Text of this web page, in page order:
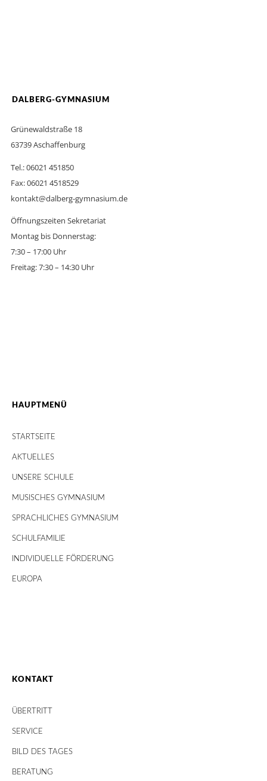
DALBERG-GYMNASIUM
Grünewaldstraße 18
63739 Aschaffenburg
Tel.: 06021 451850
Fax: 06021 4518529
kontakt@dalberg-gymnasium.de
Öffnungszeiten Sekretariat
Montag bis Donnerstag:
7:30 – 17:00 Uhr
Freitag: 7:30 – 14:30 Uhr
HAUPTMENÜ
STARTSEITE
AKTUELLES
UNSERE SCHULE
MUSISCHES GYMNASIUM
SPRACHLICHES GYMNASIUM
SCHULFAMILIE
INDIVIDUELLE FÖRDERUNG
EUROPA
KONTAKT
ÜBERTRITT
SERVICE
BILD DES TAGES
BERATUNG